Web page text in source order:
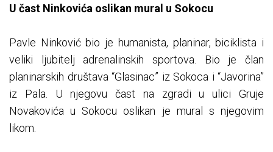
U čast Ninkovića oslikan mural u Sokocu
Pavle Ninković bio je humanista, planinar, biciklista i
veliki ljubitelj adrenalinskih sportova. Bio je član
planinarskih društava “Glasinac” iz Sokoca i “Javorina”
iz Pala. U njegovu čast na zgradi u ulici Gruje
Novakovića u Sokocu oslikan je mural s njegovim
likom.